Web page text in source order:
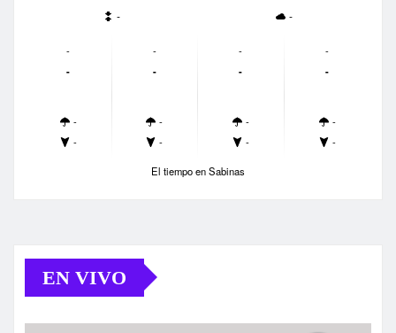
-
-
-
-
-
-
-
-
-
-
-
-
-
-
-
-
-
-
El tiempo en Sabinas
EN VIVO